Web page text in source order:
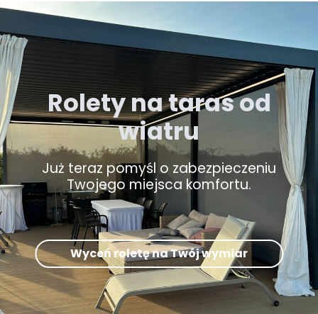
Rolety na taras od
wiatru
Już teraz pomyśl o zabezpieczeniu
Twojego miejsca komfortu.
Wyceń roletę na Twój wymiar